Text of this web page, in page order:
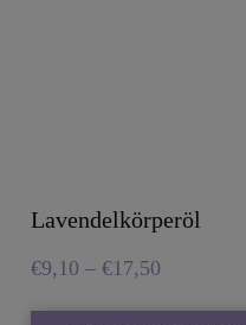
Lavendelkörperöl
€9,10 – €17,50